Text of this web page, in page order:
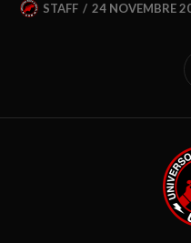
STAFF 24 NOVEMBRE